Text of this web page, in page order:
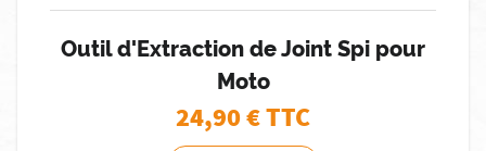
Outil d'Extraction de Joint Spi pour
Moto
24,90€ TTC